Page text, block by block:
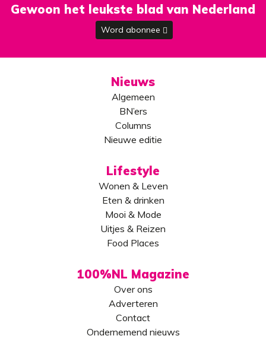
Gewoon het leukste blad van Nederland
Word abonnee
Nieuws
Algemeen
BN’ers
Columns
Nieuwe editie
Lifestyle
Wonen & Leven
Eten & drinken
Mooi & Mode
Uitjes & Reizen
Food Places
100%NL Magazine
Over ons
Adverteren
Contact
Ondernemend nieuws